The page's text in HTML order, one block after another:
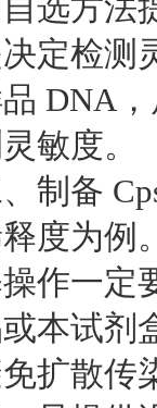
选方法
定检测
DNA
敏度。
制备
度为例
作一定
本试剂
扩散传